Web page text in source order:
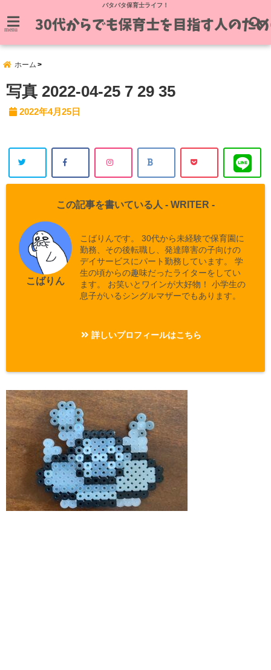
バタバタ保育士ライフ！
menu
ホーム
写真 2022-04-25 7 29 35
2022年4月25日
この記事を書いている人 - WRITER -
こばりん
こばりんです。 30代から未経験で保育園に
勤務、その後転職し、発達障害の子向けの
デイサービスにパート勤務しています。 学
生の頃からの趣味だったライターをしてい
ます。 お笑いとワインが大好物！ 小学生の
息子がいるシングルマザーでもあります。
詳しいプロフィールはこちら